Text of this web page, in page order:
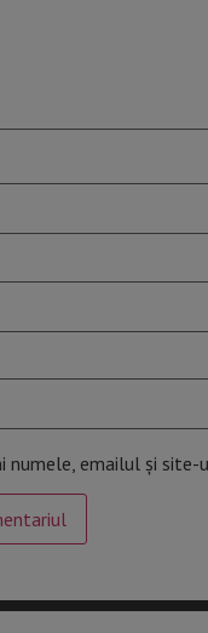
numele, emailul și